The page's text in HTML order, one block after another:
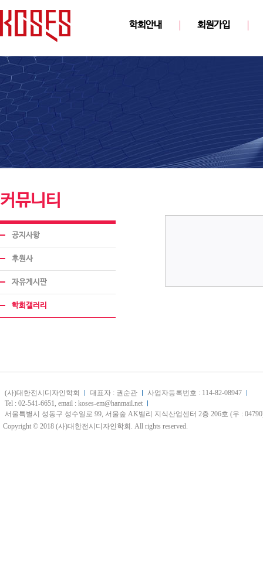
학회안내 회원가입
커뮤니티
공지사항
후원사
자유게시판
학회갤러리
(사)대한전시디자인학회 대표자 : 권순관
사업자등록번호 : 114-82-08947
Tel : 02-541-6651, email : koses-em@hanmail.net
서울특별시 성동구 성수일로 99, 서울숲 AK밸리 지식산업센터 2층 206호 (우 :
Copyright © 2018 (사)대한전시디자인학회. All rights reserved.